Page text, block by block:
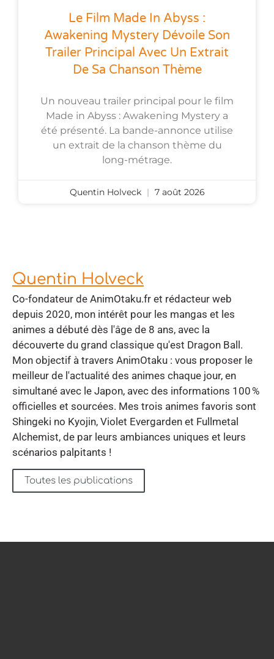
Le Film Made In Abyss :
Awakening Mystery Dévoile Son
Trailer Principal Avec Un Extrait
De Sa Chanson Thème
Un nouveau trailer principal pour le film
Made in Abyss : Awakening Mystery a
été présenté. La bande-annonce utilise
un extrait de la chanson thème du
long-métrage.
Quentin Holveck 7 août 2026
Quentin Holveck
Co-fondateur de AnimOtaku.fr et rédacteur web
depuis 2020, mon intérêt pour les mangas et les
animes a débuté dès l'âge de 8 ans, avec la
découverte du grand classique qu'est Dragon Ball.
Mon objectif à travers AnimOtaku : vous proposer le
meilleur de l'actualité des animes chaque jour, en
simultané avec le Japon, avec des informations 100 %
officielles et sourcées. Mes trois animes favoris sont
Shingeki no Kyojin, Violet Evergarden et Fullmetal
Alchemist, de par leurs ambiances uniques et leurs
scénarios palpitants !
Toutes les publications